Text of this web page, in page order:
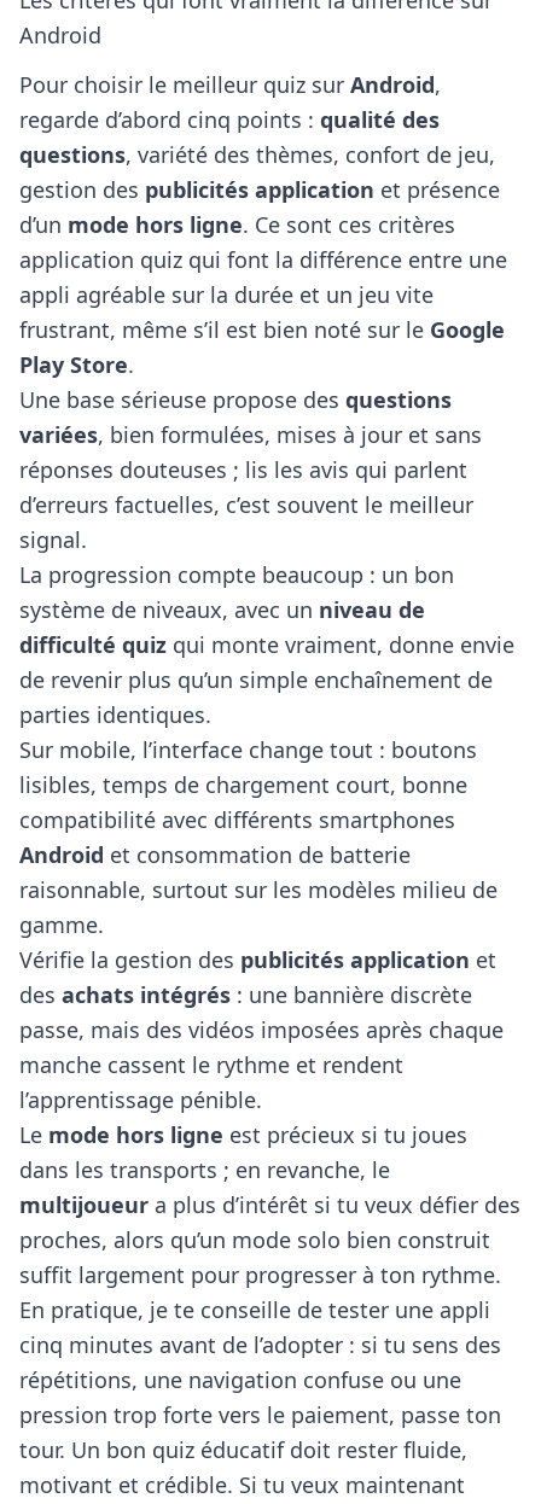
Android
Pour choisir le meilleur quiz sur Android,
regarde d’abord cinq points : qualité des
questions, variété des thèmes, confort de jeu,
gestion des publicités application et présence
d’un mode hors ligne. Ce sont ces critères
application quiz qui font la différence entre une
appli agréable sur la durée et un jeu vite
frustrant, même s’il est bien noté sur le Google
Play Store.
Une base sérieuse propose des questions
variées, bien formulées, mises à jour et sans
réponses douteuses ; lis les avis qui parlent
d’erreurs factuelles, c’est souvent le meilleur
signal.
La progression compte beaucoup : un bon
système de niveaux, avec un niveau de
difficulté quiz qui monte vraiment, donne envie
de revenir plus qu’un simple enchaînement de
parties identiques.
Sur mobile, l’interface change tout : boutons
lisibles, temps de chargement court, bonne
compatibilité avec différents smartphones
Android et consommation de batterie
raisonnable, surtout sur les modèles milieu de
gamme.
Vérifie la gestion des publicités application et
des achats intégrés : une bannière discrète
passe, mais des vidéos imposées après chaque
manche cassent le rythme et rendent
l’apprentissage pénible.
Le mode hors ligne est précieux si tu joues
dans les transports ; en revanche, le
multijoueur a plus d’intérêt si tu veux défier des
proches, alors qu’un mode solo bien construit
suffit largement pour progresser à ton rythme.
En pratique, je te conseille de tester une appli
cinq minutes avant de l’adopter : si tu sens des
répétitions, une navigation confuse ou une
pression trop forte vers le paiement, passe ton
tour. Un bon quiz éducatif doit rester fluide,
motivant et crédible. Si tu veux maintenant